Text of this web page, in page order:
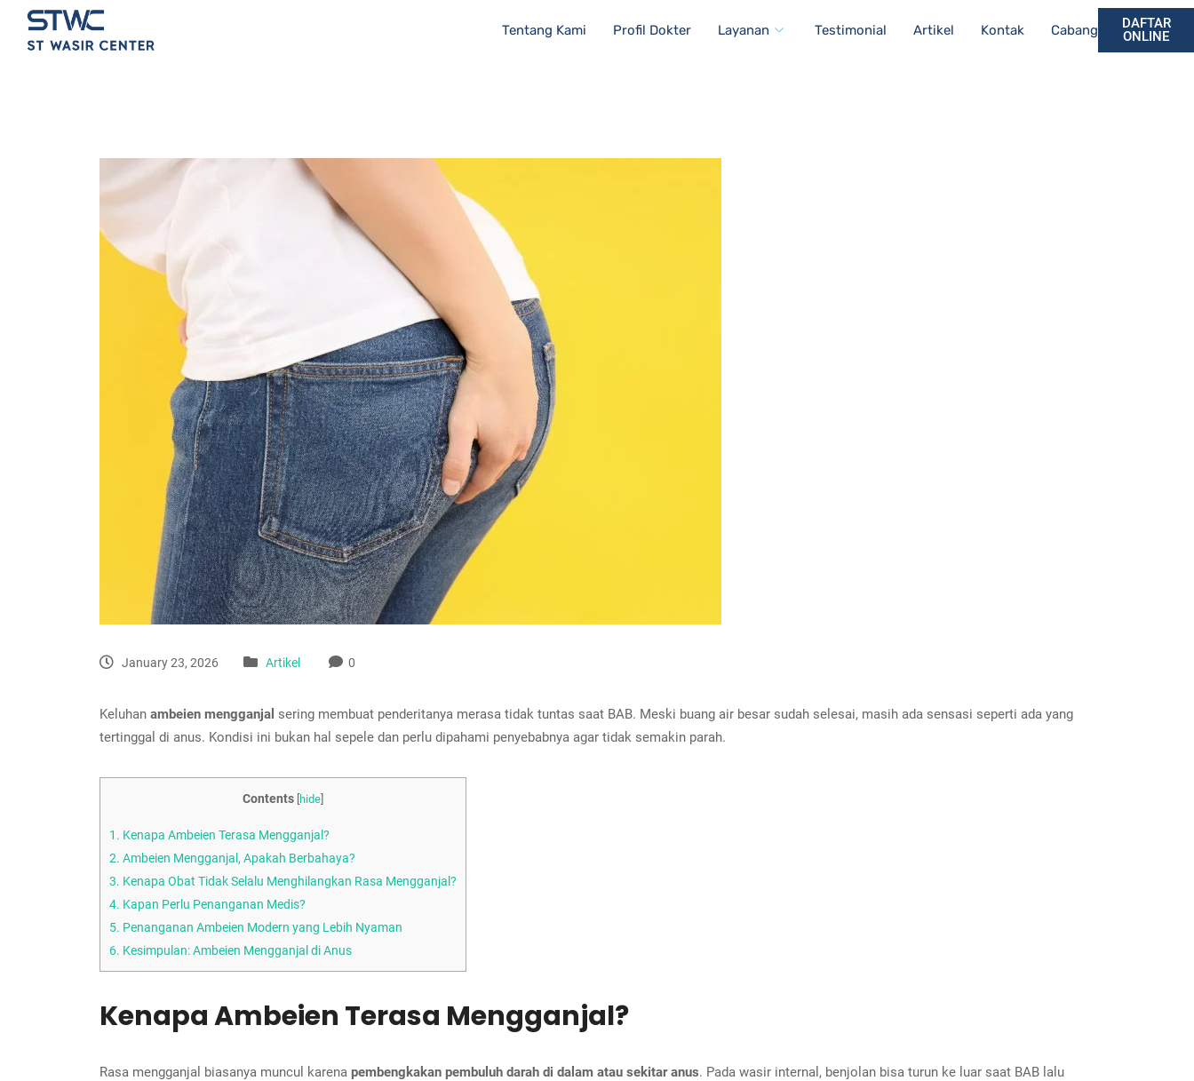
Tentang Kami Profil Dokter Layanan Testimonial Artikel Kontak Cabang
DAFTAR
ONLINE
January 23, 2026 Artikel 0
Keluhan ambeien mengganjal sering membuat penderitanya merasa tidak tuntas saat BAB. Meski buang air besar sudah selesai, masih ada sensasi seperti ada yang
tertinggal di anus. Kondisi ini bukan hal sepele dan perlu dipahami penyebabnya agar tidak semakin parah.
Contents [hide]
1. Kenapa Ambeien Terasa Mengganjal?
2. Ambeien Mengganjal, Apakah Berbahaya?
3. Kenapa Obat Tidak Selalu Menghilangkan Rasa Mengganjal?
4. Kapan Perlu Penanganan Medis?
5. Penanganan Ambeien Modern yang Lebih Nyaman
6. Kesimpulan: Ambeien Mengganjal di Anus
Kenapa Ambeien Terasa Mengganjal?
Rasa mengganjal biasanya muncul karena pembengkakan pembuluh darah di dalam atau sekitar anus. Pada wasir internal, benjolan bisa turun ke luar saat BAB lalu